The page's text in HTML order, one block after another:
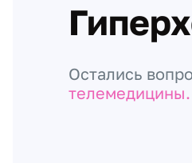
Остались
телемедицины.